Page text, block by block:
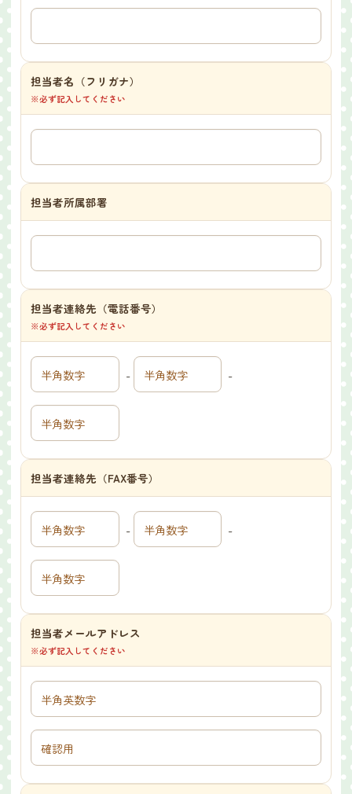
担当者名（フリガナ）
※必ず記入してください
担当者所属部署
担当者連絡先（電話番号）
※必ず記入してください
- -
担当者連絡先（FAX番号）
- -
担当者メールアドレス
※必ず記入してください